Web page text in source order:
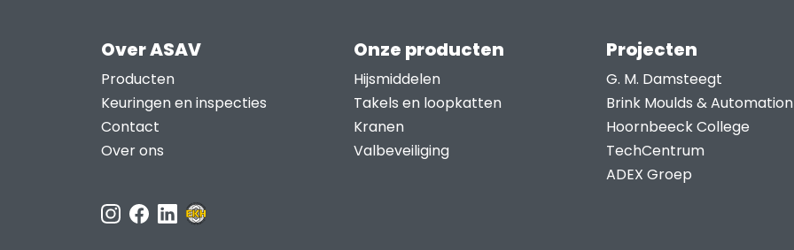
Deze
optie
kan
gekozen
worden
productpagina
Over ASAV
Producten
Keuringen en inspecties
Contact
Over ons
Onze producten
Hijsmiddelen
Takels en loopkatten
Kranen
Valbeveiliging
Projecten
G. M. Damsteegt
Brink Moulds & Automation
Hoornbeeck College
TechCentrum
ADEX Groep